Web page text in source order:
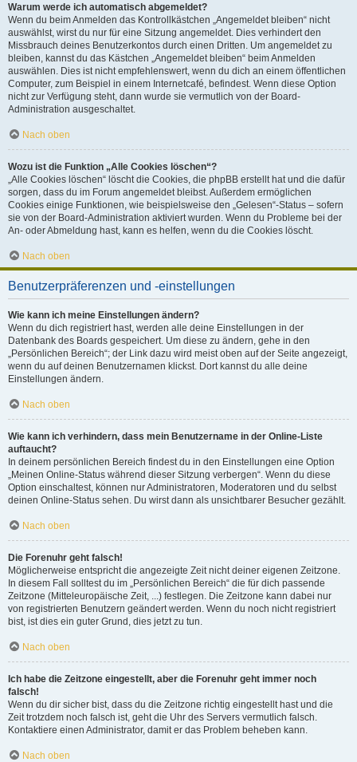
Warum werde ich automatisch abgemeldet?
Wenn du beim Anmelden das Kontrollkästchen „Angemeldet bleiben“ nicht
auswählst, wirst du nur für eine Sitzung angemeldet. Dies verhindert den
Missbrauch deines Benutzerkontos durch einen Dritten. Um angemeldet zu
bleiben, kannst du das Kästchen „Angemeldet bleiben“ beim Anmelden
auswählen. Dies ist nicht empfehlenswert, wenn du dich an einem öffentlichen
Computer, zum Beispiel in einem Internetcafé, befindest. Wenn diese Option
nicht zur Verfügung steht, dann wurde sie vermutlich von der Board-
Administration ausgeschaltet.
Nach oben
Wozu ist die Funktion „Alle Cookies löschen“?
„Alle Cookies löschen“ löscht die Cookies, die phpBB erstellt hat und die dafür
sorgen, dass du im Forum angemeldet bleibst. Außerdem ermöglichen
Cookies einige Funktionen, wie beispielsweise den „Gelesen“-Status – sofern
sie von der Board-Administration aktiviert wurden. Wenn du Probleme bei der
An- oder Abmeldung hast, kann es helfen, wenn du die Cookies löscht.
Nach oben
Benutzerpräferenzen und -einstellungen
Wie kann ich meine Einstellungen ändern?
Wenn du dich registriert hast, werden alle deine Einstellungen in der
Datenbank des Boards gespeichert. Um diese zu ändern, gehe in den
„Persönlichen Bereich“; der Link dazu wird meist oben auf der Seite angezeigt,
wenn du auf deinen Benutzernamen klickst. Dort kannst du alle deine
Einstellungen ändern.
Nach oben
Wie kann ich verhindern, dass mein Benutzername in der Online-Liste
auftaucht?
In deinem persönlichen Bereich findest du in den Einstellungen eine Option
„Meinen Online-Status während dieser Sitzung verbergen“. Wenn du diese
Option einschaltest, können nur Administratoren, Moderatoren und du selbst
deinen Online-Status sehen. Du wirst dann als unsichtbarer Besucher gezählt.
Nach oben
Die Forenuhr geht falsch!
Möglicherweise entspricht die angezeigte Zeit nicht deiner eigenen Zeitzone.
In diesem Fall solltest du im „Persönlichen Bereich“ die für dich passende
Zeitzone (Mitteleuropäische Zeit, ...) festlegen. Die Zeitzone kann dabei nur
von registrierten Benutzern geändert werden. Wenn du noch nicht registriert
bist, ist dies ein guter Grund, dies jetzt zu tun.
Nach oben
Ich habe die Zeitzone eingestellt, aber die Forenuhr geht immer noch
falsch!
Wenn du dir sicher bist, dass du die Zeitzone richtig eingestellt hast und die
Zeit trotzdem noch falsch ist, geht die Uhr des Servers vermutlich falsch.
Kontaktiere einen Administrator, damit er das Problem beheben kann.
Nach oben